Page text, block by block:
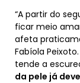
“A partir do
ficar meio
afeta
Fabíola
tende a
da pele já